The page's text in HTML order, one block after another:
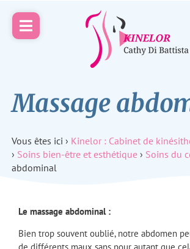
Massage
Vous êtes ici › Kinelor : Cabinet de
› Soins bien-être et esthétique › Soins du
abdominal
Le massage abdominal :
Bien trop souvent oublié, notre abdomen